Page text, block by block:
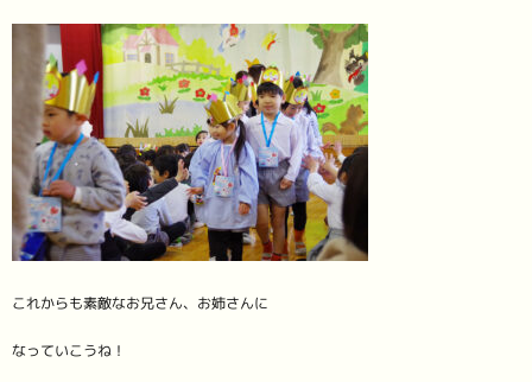
これからも素敵なお兄さん、お姉さんに
なっていこうね！